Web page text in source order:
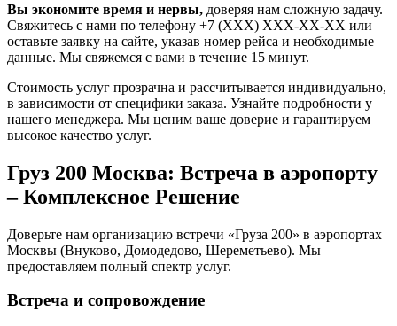
Вы экономите время и нервы, доверяя нам сложную задачу.
Свяжитесь с нами по телефону +7 (XXX) XXX-XX-XX или
оставьте заявку на сайте, указав номер рейса и необходимые
данные. Мы свяжемся с вами в течение 15 минут.
Стоимость услуг прозрачна и рассчитывается индивидуально,
в зависимости от специфики заказа. Узнайте подробности у
нашего менеджера. Мы ценим ваше доверие и гарантируем
высокое качество услуг.
Груз 200 Москва: Встреча в аэропорту
– Комплексное Решение
Доверьте нам организацию встречи «Груза 200» в аэропортах
Москвы (Внуково, Домодедово, Шереметьево). Мы
предоставляем полный спектр услуг.
Встреча и сопровождение